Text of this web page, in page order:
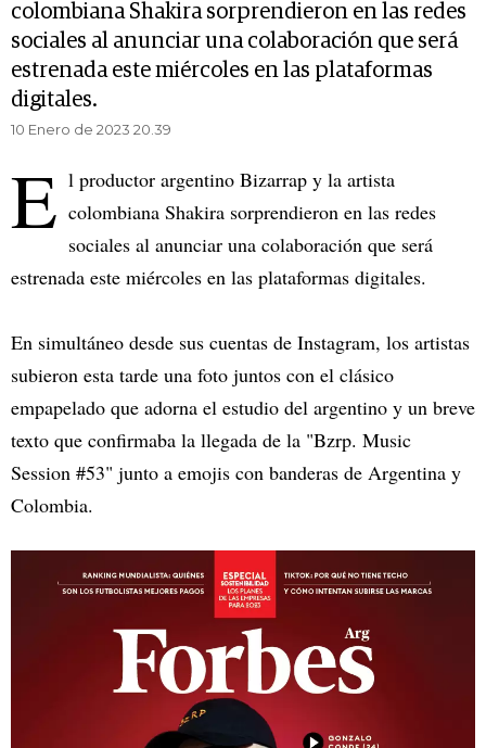
colombiana Shakira sorprendieron en las redes
sociales al anunciar una colaboración que será
estrenada este miércoles en las plataformas
digitales.
10 Enero de 2023 20.39
E l productor argentino Bizarrap y la artista
colombiana Shakira sorprendieron en las redes
sociales al anunciar una colaboración que será
estrenada este miércoles en las plataformas digitales.
En simultáneo desde sus cuentas de Instagram, los artistas
subieron esta tarde una foto juntos con el clásico
empapelado que adorna el estudio del argentino y un breve
texto que confirmaba la llegada de la "Bzrp. Music
Session #53" junto a emojis con banderas de Argentina y
Colombia.